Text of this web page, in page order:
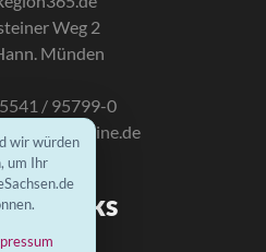
Weg 2
Münden
/ 95799-0
online.de
Links
wir würden
um Ihr